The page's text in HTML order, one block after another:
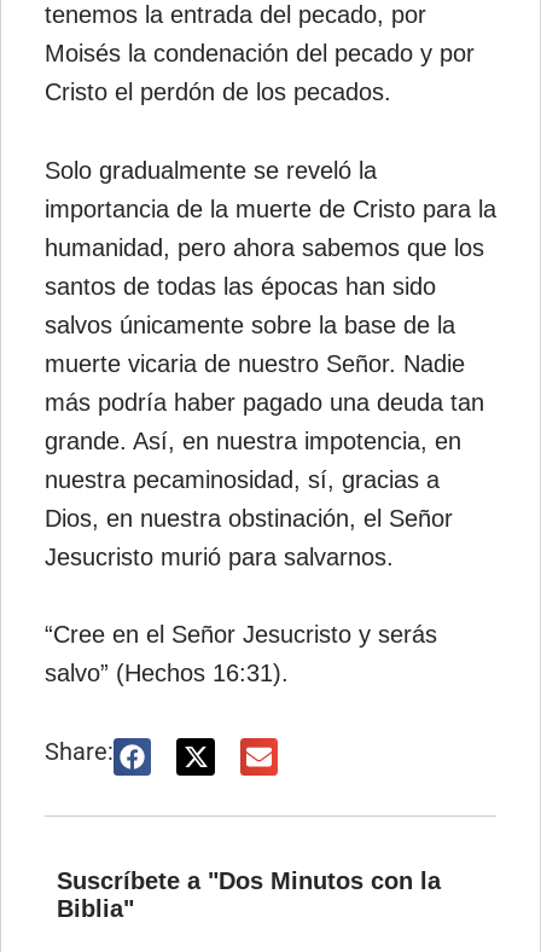
tenemos la entrada del pecado, por
Moisés la condenación del pecado y por
Cristo el perdón de los pecados.
Solo gradualmente se reveló la
importancia de la muerte de Cristo para la
humanidad, pero ahora sabemos que los
santos de todas las épocas han sido
salvos únicamente sobre la base de la
muerte vicaria de nuestro Señor. Nadie
más podría haber pagado una deuda tan
grande. Así, en nuestra impotencia, en
nuestra pecaminosidad, sí, gracias a
Dios, en nuestra obstinación, el Señor
Jesucristo murió para salvarnos.
“Cree en el Señor Jesucristo y serás
salvo” (Hechos 16:31).
Share:
Suscríbete a "Dos Minutos con la
Biblia"